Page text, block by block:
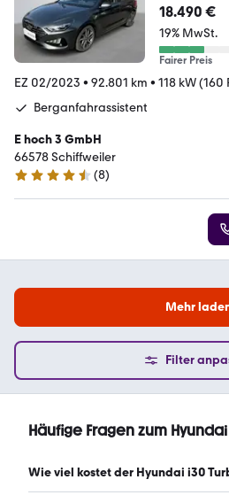
18.490 €
19% MwSt.
Fairer Preis
EZ 02/2023 • 92.801 km • 118 kW (160
Berganfahrassistent
E hoch 3 GmbH
66578 Schiffweiler
4.6 Sterne
(8)
Mehr
Filter
Häufige Fragen zum
Wie viel kostet der Hyundai i30